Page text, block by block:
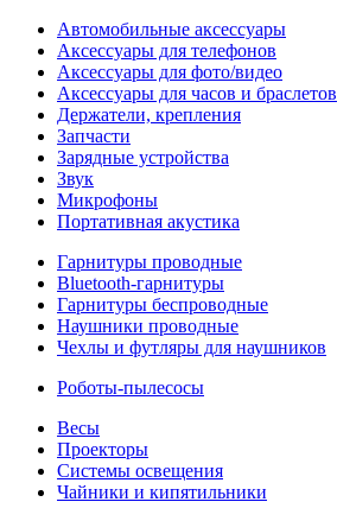
Автомобильные аксессуары
Аксессуары для телефонов
Аксессуары для фото/видео
Аксессуары для часов и браслетов
Держатели, крепления
Запчасти
Зарядные устройства
Звук
Микрофоны
Портативная акустика
Гарнитуры проводные
Bluetooth-гарнитуры
Гарнитуры беспроводные
Наушники проводные
Чехлы и футляры для наушников
Роботы-пылесосы
Весы
Проекторы
Системы освещения
Чайники и кипятильники